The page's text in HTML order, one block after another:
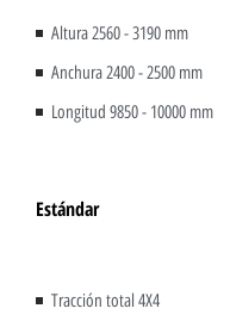
Altura 2560 - 3190 mm
Anchura 2400 - 2500 mm
Longitud 9850 - 10000 mm
Estándar
Tracción total 4X4